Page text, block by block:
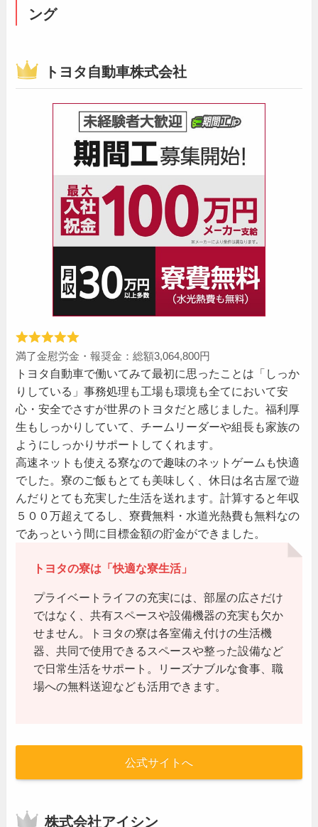
ング
トヨタ自動車株式会社
満了金慰労金・報奨金：総額3,064,800円
トヨタ自動車で働いてみて最初に思ったことは「しっか
りしている」事務処理も工場も環境も全てにおいて安
心・安全でさすが世界のトヨタだと感じました。福利厚
生もしっかりしていて、チームリーダーや組長も家族の
ようにしっかりサポートしてくれます。
高速ネットも使える寮なので趣味のネットゲームも快適
でした。寮のご飯もとても美味しく、休日は名古屋で遊
んだりとても充実した生活を送れます。計算すると年収
５００万超えてるし、寮費無料・水道光熱費も無料なの
であっという間に目標金額の貯金ができました。
トヨタの寮は「快適な寮生活」
プライベートライフの充実には、部屋の広さだけ
ではなく、共有スペースや設備機器の充実も欠か
せません。トヨタの寮は各室備え付けの生活機
器、共同で使用できるスペースや整った設備など
で日常生活をサポート。リーズナブルな食事、職
場への無料送迎なども活用できます。
公式サイトへ
株式会社アイシン